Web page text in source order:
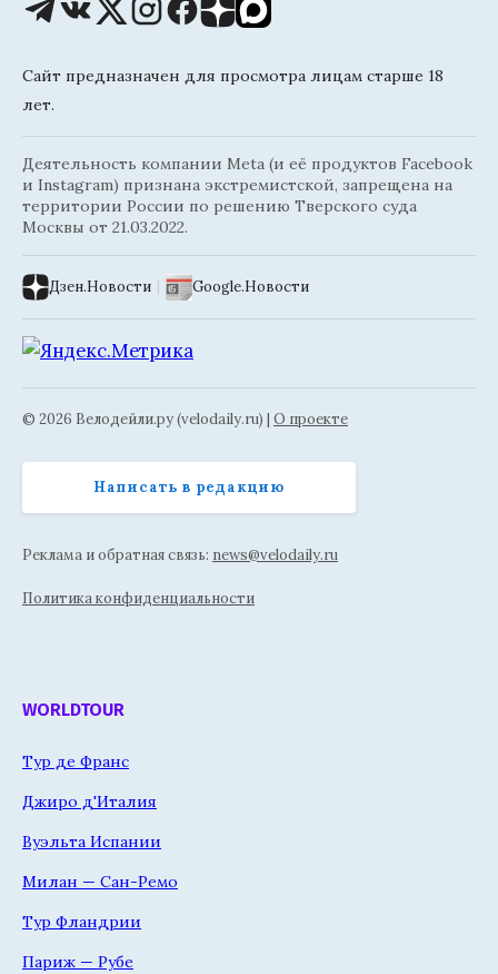
Сайт предназначен для просмотра лицам старше 18
лет.
Деятельность компании Meta (и её продуктов Facebook
и Instagram) признана экстремистской, запрещена на
территории России по решению Тверского суда
Москвы от 21.03.2022.
Дзен.Новости | Google.Новости
© 2026 Велодейли.ру (velodaily.ru) | О проекте
Написать в редакцию
Реклама и обратная связь: news@velodaily.ru
Политика конфиденциальности
WORLDTOUR
Тур де Франс
Джиро д'Италия
Вуэльта Испании
Милан — Сан-Ремо
Тур Фландрии
Париж — Рубе